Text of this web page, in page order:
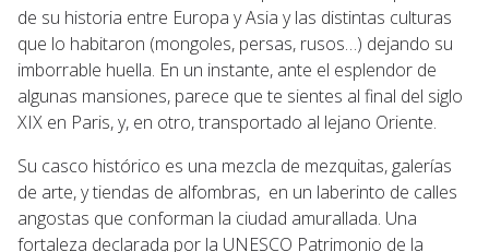
de su historia entre Europa y Asia y las distintas culturas
que lo habitaron (mongoles, persas, rusos…) dejando su
imborrable huella. En un instante, ante el esplendor de
algunas mansiones, parece que te sientes al final del siglo
XIX en Paris, y, en otro, transportado al lejano Oriente.
Su casco histórico es una mezcla de mezquitas, galerías
de arte, y tiendas de alfombras, en un laberinto de calles
angostas que conforman la ciudad amurallada. Una
fortaleza declarada por la UNESCO Patrimonio de la